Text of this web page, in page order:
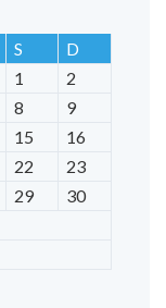
S
D
1
2
8
9
15
16
22
23
29
30